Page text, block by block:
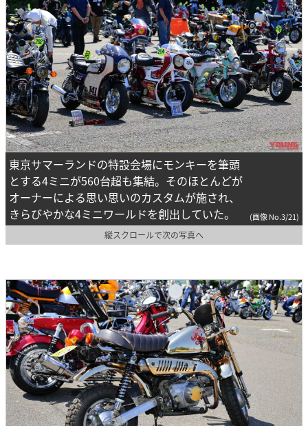
東京サマーランドの特設会場にモンキーを筆頭
とする4ミニが560台超も集結。そのほとんどが
オーナーによる思い思いのカスタムが施され、
きらびやかな4ミニワールドを創出していた。
(画像 No.3/21)
縦スクロールで次の写真へ